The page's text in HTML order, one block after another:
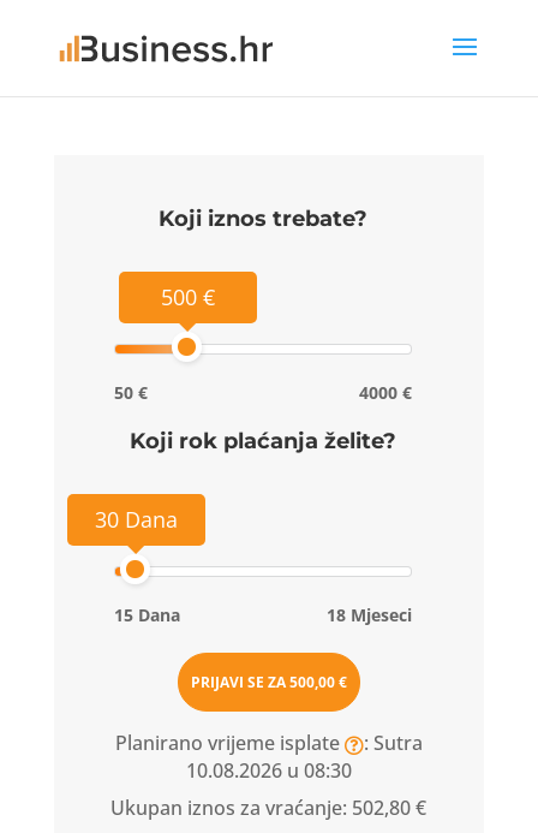
Koji iznos trebate?
500 €
50 € 4000 €
Koji rok plaćanja želite?
30 Dana
15 Dana 18 Mjeseci
PRIJAVI SE ZA500,00 €
Planirano vrijeme isplate
: Sutra
10.08.2026 u 08:30
Ukupan iznos za vraćanje: 502,80 €